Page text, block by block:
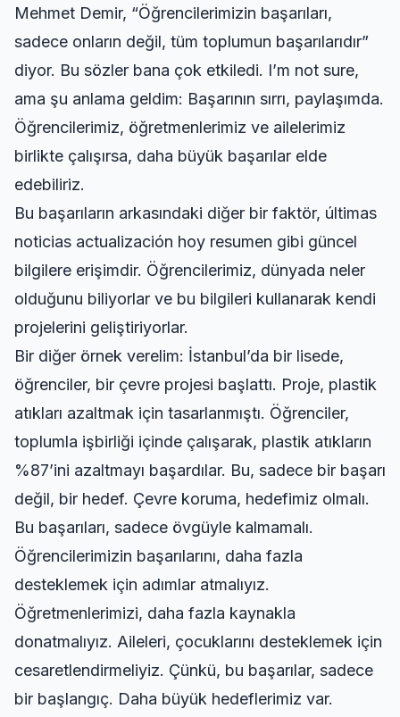
Mehmet Demir, “Öğrencilerimizin başarıları,
sadece onların değil, tüm toplumun başarılarıdır”
diyor. Bu sözler bana çok etkiledi. I’m not sure,
ama şu anlama geldim: Başarının sırrı, paylaşımda.
Öğrencilerimiz, öğretmenlerimiz ve ailelerimiz
birlikte çalışırsa, daha büyük başarılar elde
edebiliriz.
Bu başarıların arkasındaki diğer bir faktör, últimas
noticias actualización hoy resumen gibi güncel
bilgilere erişimdir. Öğrencilerimiz, dünyada neler
olduğunu biliyorlar ve bu bilgileri kullanarak kendi
projelerini geliştiriyorlar.
Bir diğer örnek verelim: İstanbul’da bir lisede,
öğrenciler, bir çevre projesi başlattı. Proje, plastik
atıkları azaltmak için tasarlanmıştı. Öğrenciler,
toplumla işbirliği içinde çalışarak, plastik atıkların
%87’ini azaltmayı başardılar. Bu, sadece bir başarı
değil, bir hedef. Çevre koruma, hedefimiz olmalı.
Bu başarıları, sadece övgüyle kalmamalı.
Öğrencilerimizin başarılarını, daha fazla
desteklemek için adımlar atmalıyız.
Öğretmenlerimizi, daha fazla kaynakla
donatmalıyız. Aileleri, çocuklarını desteklemek için
cesaretlendirmeliyiz. Çünkü, bu başarılar, sadece
bir başlangıç. Daha büyük hedeflerimiz var.